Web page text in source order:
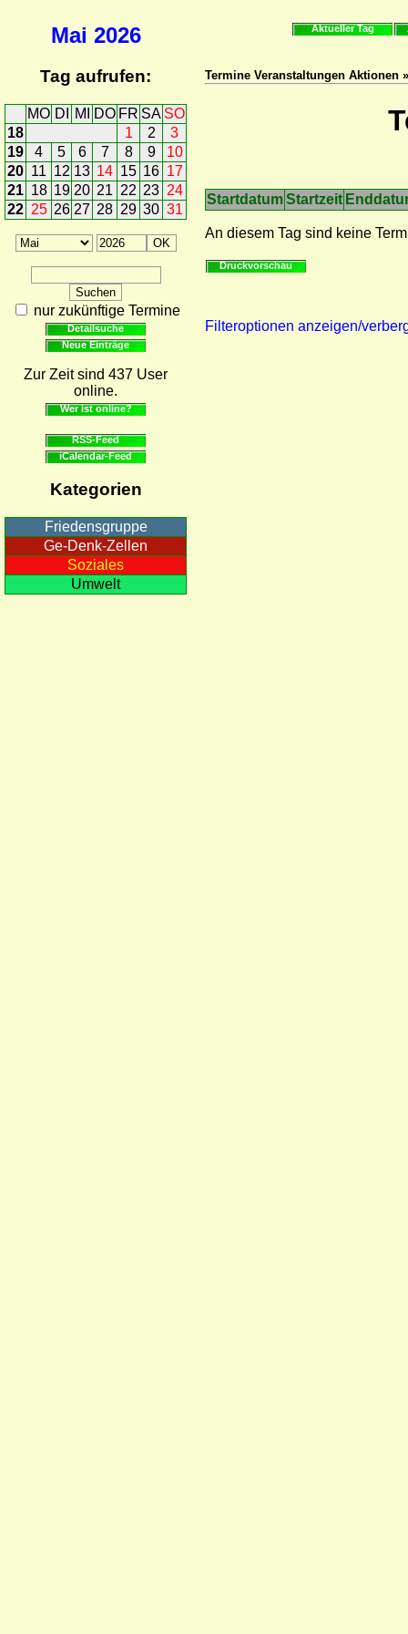
Mai 2026
Tag aufrufen:
MO DI MI DO FR SA SO
18
1 2
3
19
4 5 6 7 8 9
10
20 11 12 13 14 15 16 17
21 18 19 20 21 22 23 24
22 25 26 27 28 29 30 31
nur zukünftige Termine
Detailsuche
Neue Einträge
Zur Zeit sind 437 User
online.
Wer ist online?
RSS-Feed
iCalendar-Feed
Kategorien
Friedensgruppe
Ge-Denk-Zellen
Soziales
Umwelt
Aktueller Tag
Termine Veranstaltungen Aktionen
StartdatumStartzeit
An diesem Tag sind keine
Druckvorschau
Filteroptionen anzeigen/